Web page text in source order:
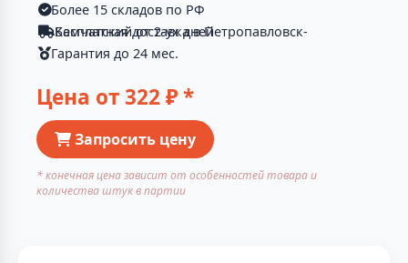
Более 15 складов по РФ
Бесплатная доставка в Петропавловск-Камчатский от 2-ух дней
Гарантия до 24 мес.
Цена от322 ₽ *
Запросить цену
* конечная цена зависит от особенностей товара и
количества штук в партии